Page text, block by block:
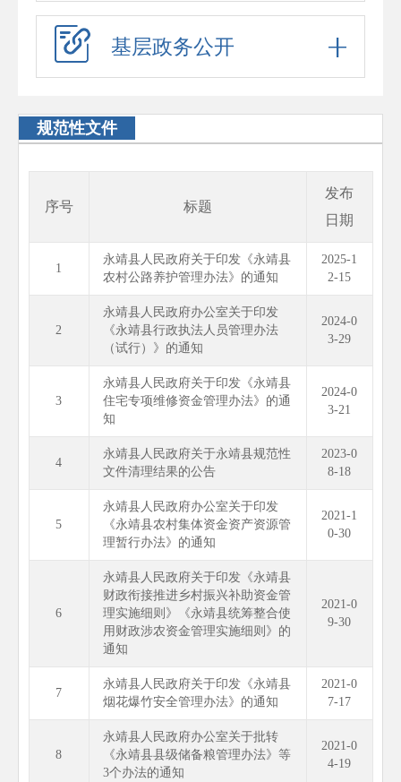
基层政务公开
规范性文件
序号 标题
发布
日期
1
永靖县人民政府关于印发《永靖县
农村公路养护管理办法》的通知
2025-1
2-15
2
永靖县人民政府办公室关于印发
《永靖县行政执法人员管理办法
（试行）》的通知
2024-0
3-29
3
永靖县人民政府关于印发《永靖县
住宅专项维修资金管理办法》的通
知
2024-0
3-21
4
永靖县人民政府关于永靖县规范性
文件清理结果的公告
2023-0
8-18
5
永靖县人民政府办公室关于印发
《永靖县农村集体资金资产资源管
理暂行办法》的通知
2021-1
0-30
6
永靖县人民政府关于印发《永靖县
财政衔接推进乡村振兴补助资金管
理实施细则》《永靖县统筹整合使
用财政涉农资金管理实施细则》的
通知
2021-0
9-30
7
永靖县人民政府关于印发《永靖县
烟花爆竹安全管理办法》的通知
2021-0
7-17
8
永靖县人民政府办公室关于批转
《永靖县县级储备粮管理办法》等
3个办法的通知
2021-0
4-19